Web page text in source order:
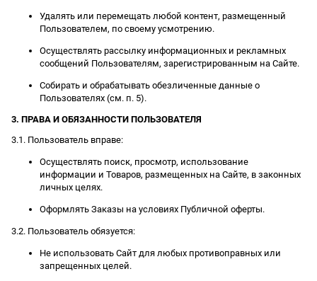
Удалять или перемещать любой контент, размещенный
Пользователем, по своему усмотрению.
Осуществлять рассылку информационных и рекламных
сообщений Пользователям, зарегистрированным на Сайте.
Собирать и обрабатывать обезличенные данные о
Пользователях (см. п. 5).
3. ПРАВА И ОБЯЗАННОСТИ ПОЛЬЗОВАТЕЛЯ
3.1. Пользователь вправе:
Осуществлять поиск, просмотр, использование
информации и Товаров, размещенных на Сайте, в законных
личных целях.
Оформлять Заказы на условиях Публичной оферты.
3.2. Пользователь обязуется:
Не использовать Сайт для любых противоправных или
запрещенных целей.